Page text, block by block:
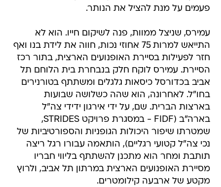
פעמים על מנת להציל את הנותר.
עמירס, שניצל ממוות, פנה לשיקום חייו. הוא לא
התייאש למרות 75 אחוזי נכות, חווה את לידת בנו ואף
חזר לפעילות בסיירת האופנועים הארצית, בתור רכז
הסיירת. עמירס לוקח חלק בנבחרת בית הלוחם תל
אביב בכדורסל כיסאות גלגלים ומשתתף בטורנירים
בחו"ל. לאחרונה, הוא שהה כשלושה שבועות
בארצות הברית. שם, על ידי אירגון ידידי צה"ל
בארה"ב (FIDF - במסגרת פרויקט STRIDES,
שמטרתו שיפור היכולות הגופניות והספורטיביות של
נכי צה"ל קטועי רגליים), הותאמה עבורו רגל ריצה
תותבת ומחר הוא מתכנן להשתתף בליווי חבריו
מסיירת האופנועים הארצית במרתון תל אביב, ולרוץ
מקטע של ארבעה קילומטרים.